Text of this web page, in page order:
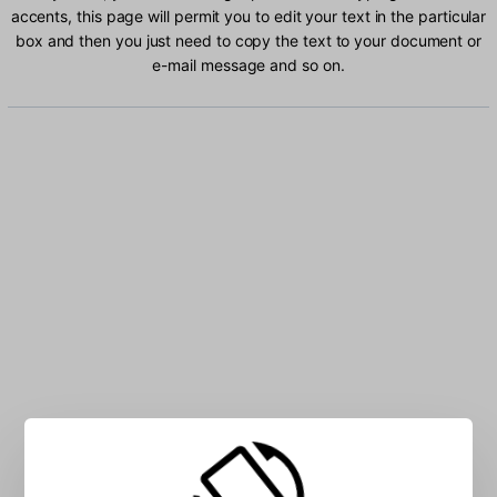
accents, this page will permit you to edit your text in the particular
box and then you just need to copy the text to your document or
e-mail message and so on.
Type Swedish characters into the box: